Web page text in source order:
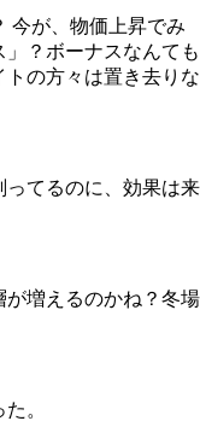
今が、物価上昇でみ
？ボーナスなんても
の方々は置き去りな
ってるのに、効果は来
が増えるのかね？冬場
。